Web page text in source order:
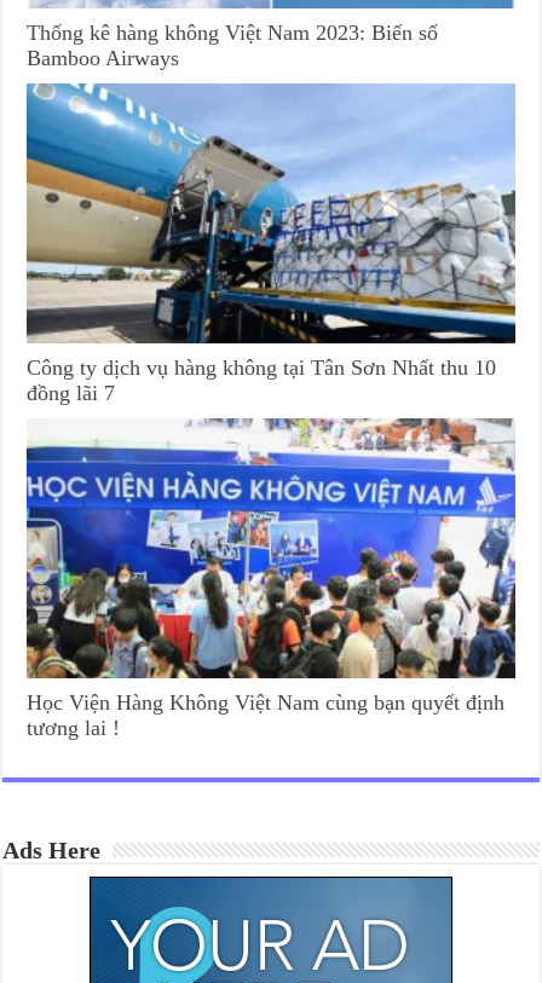
Thống kê hàng không Việt Nam 2023: Biến số
Bamboo Airways
Công ty dịch vụ hàng không tại Tân Sơn Nhất thu 10
đồng lãi 7
Học Viện Hàng Không Việt Nam cùng bạn quyết định
tương lai !
Ads Here